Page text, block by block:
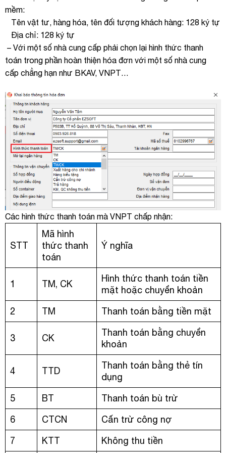
mềm:
Tên vật tư, hàng hóa, tên đối tượng khách hàng: 128 ký tự
Địa chỉ: 128 ký tự
– Với một số nhà cung cấp phải chọn lại hình thức thanh
toán trong phần hoàn thiện hóa đơn với một số nhà cung
cấp chẳng hạn như BKAV, VNPT…
Các hình thức thanh toán mà VNPT chấp nhận:
STT
Mã hình
thức thanh
toán
Ý nghĩa
1 TM, CK
Hình thức thanh toán tiền
mặt hoặc chuyển khoản
2
TM Thanh toán bằng tiền mặt
3 CK
Thanh toán bằng chuyển
khoản
4 TTD
Thanh toán bằng thẻ tín
dụng
5
BT
Thanh toán bù trừ
6
CTCN
Cấn trừ công nợ
7
KTT Không thu tiền